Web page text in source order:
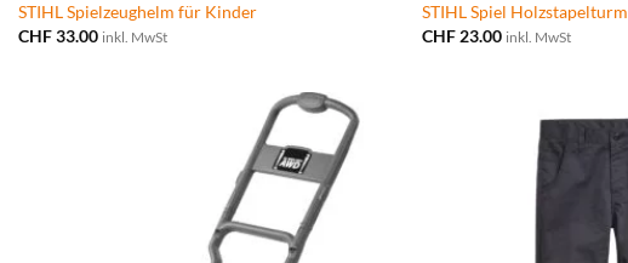
STIHL Spielzeughelm für Kinder
CHF33.00 inkl. MwSt
STIHL Spiel Holzstapelturm
CHF 23.00 inkl. MwSt